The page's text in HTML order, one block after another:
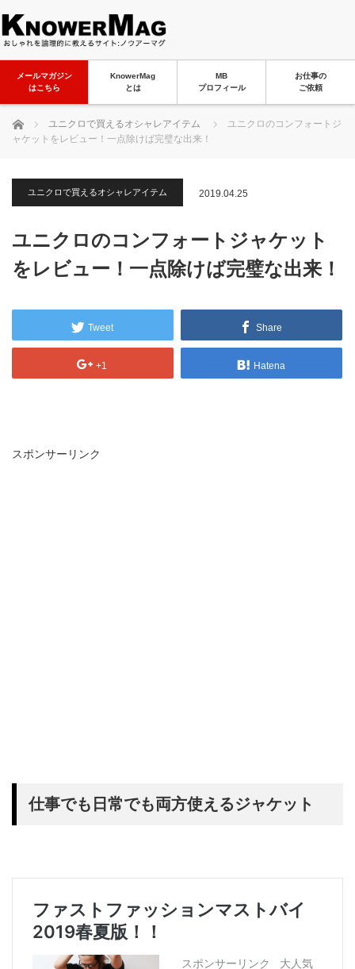
メールマガジン
はこちら
KnowerMag
とは
MB
プロフィール
お仕事の
ご依頼
ホーム ユニクロで買えるオシャレアイテム
ユニクロのコンフォートジ
ャケットをレビュー！一点除けば完璧な出来！
ユニクロで買えるオシャレアイテム 2019.04.25
ユニクロのコンフォートジャケット
をレビュー！一点除けば完璧な出来！
Tweet Share
+1 Hatena
スポンサーリンク
仕事でも日常でも両方使えるジャケット